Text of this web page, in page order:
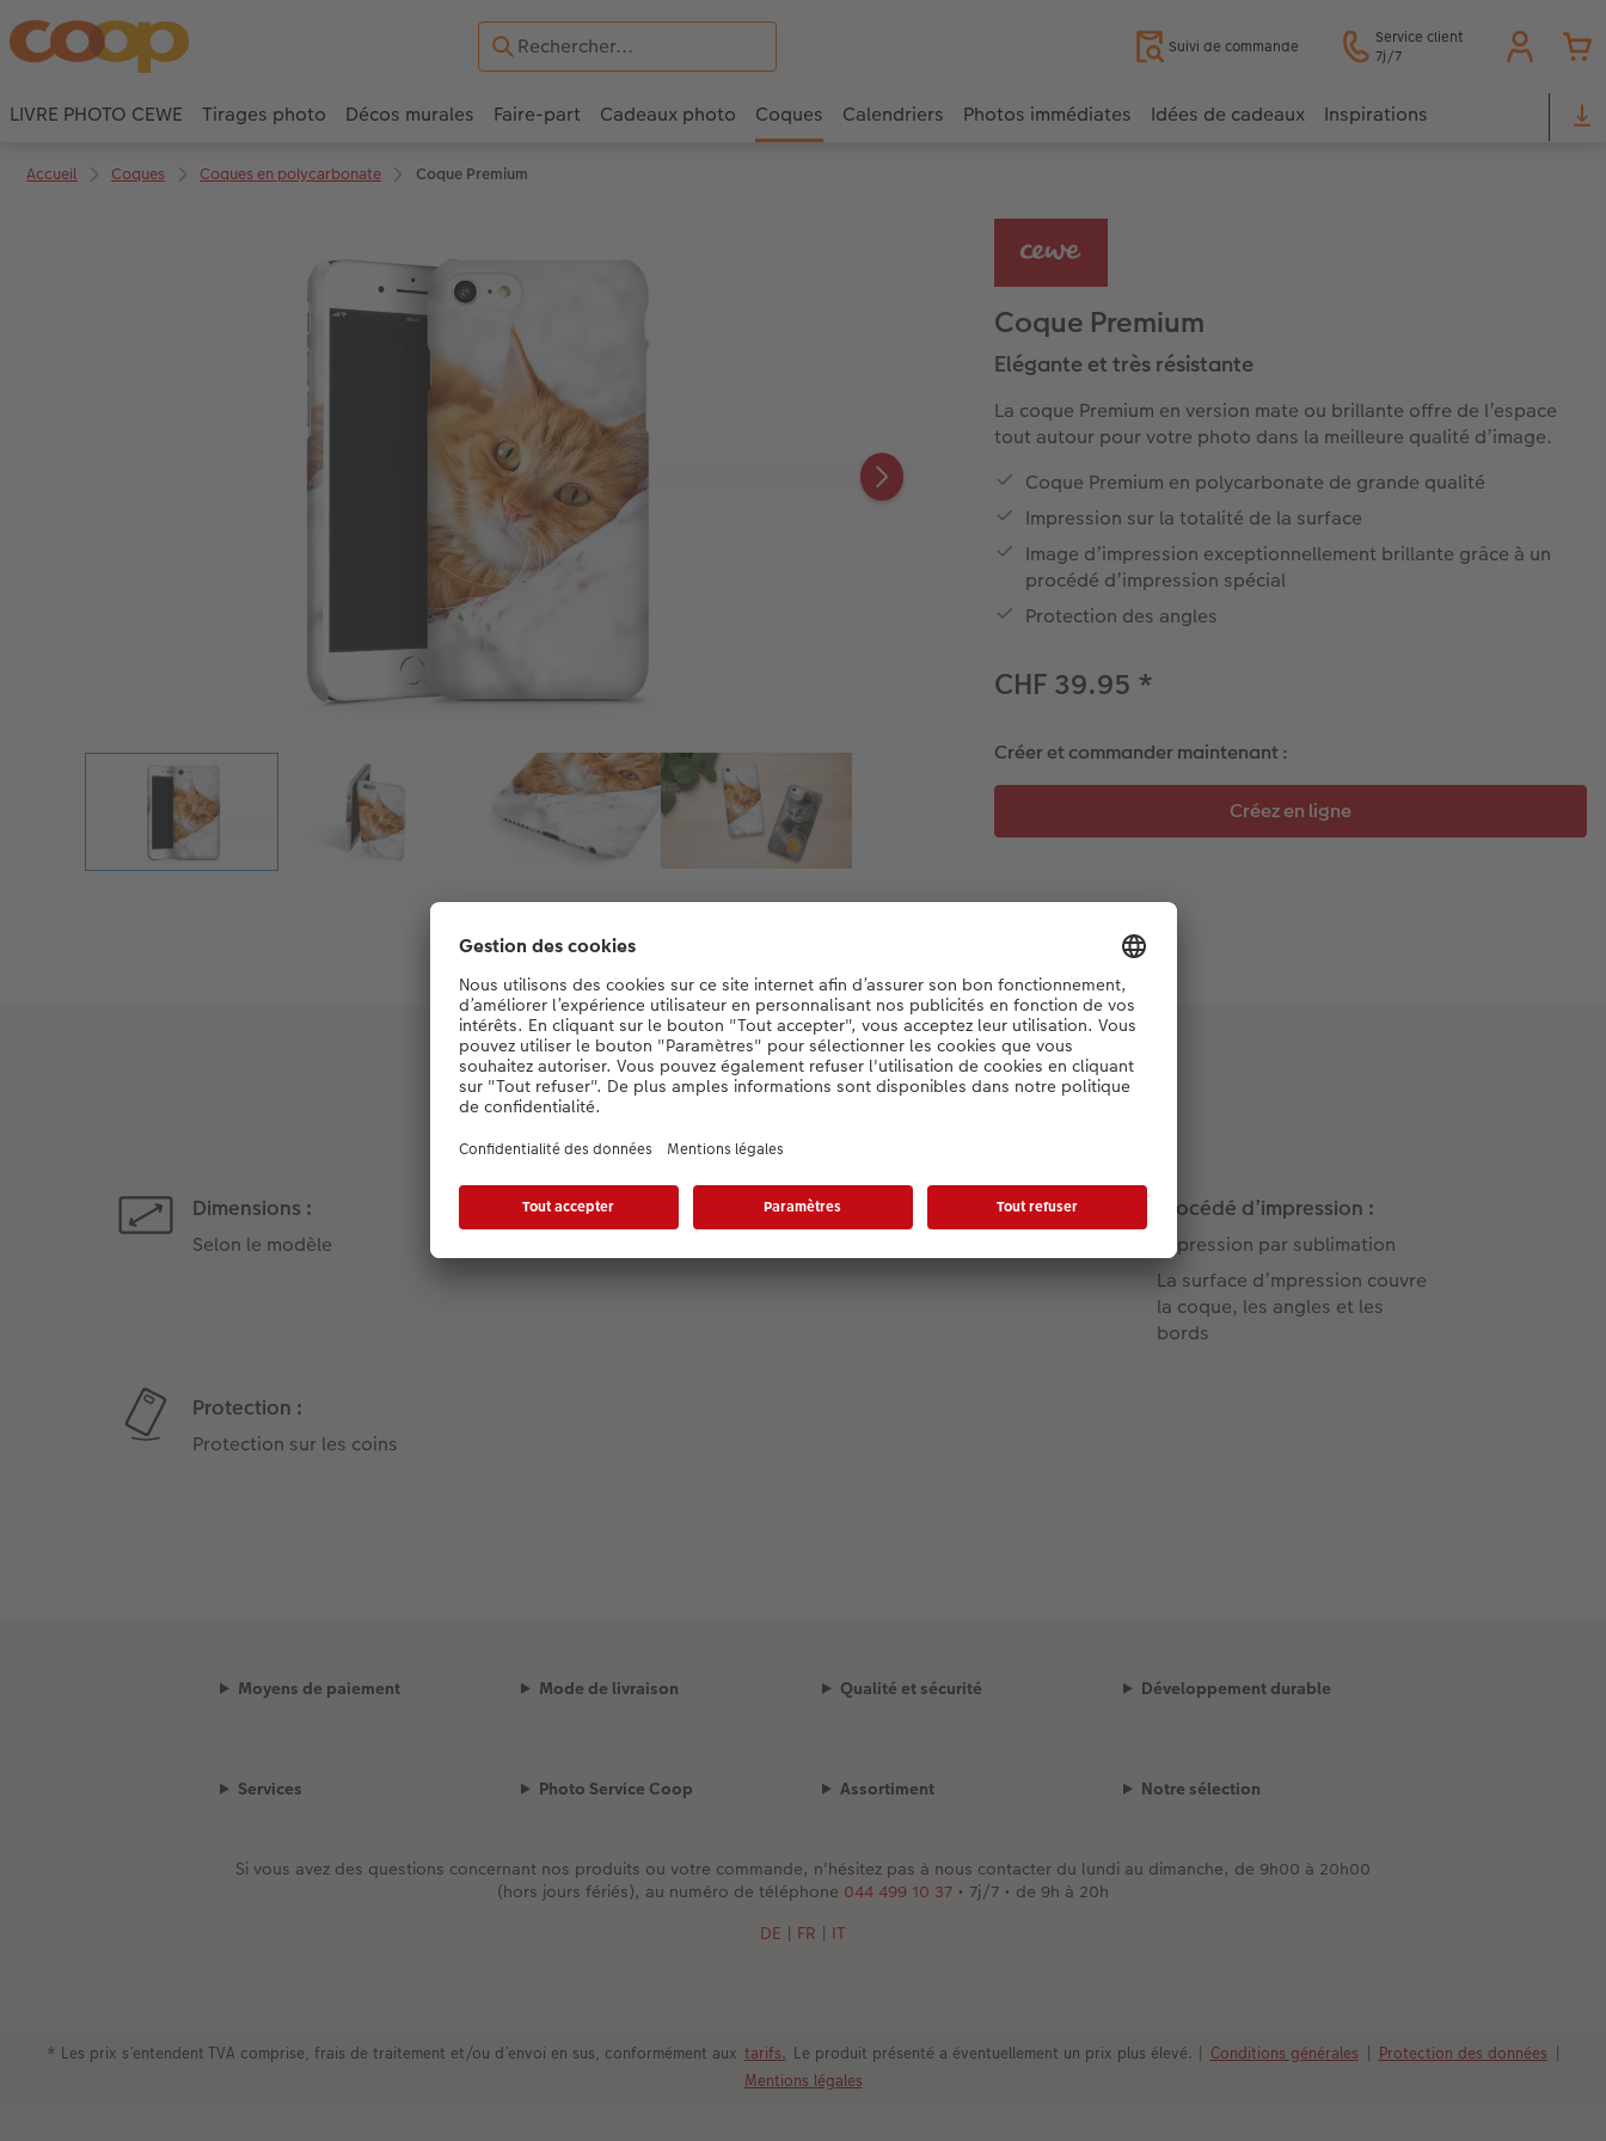
Suivi de commande
Service client
7j/7
LIVRE PHOTO CEWE Tirages photo Décos murales Faire-part Cadeaux photo Coques Calendriers Photos immédiates Idées de cadeaux Inspirations
Accueil Coques Coques en polycarbonate Coque Premium
Coque Premium
Elégante et très résistante
La coque Premium en version mate ou brillante offre de l’espace
tout autour pour votre photo dans la meilleure qualité d’image.
Coque Premium en polycarbonate de grande qualité
Impression sur la totalité de la surface
Image d’impression exceptionnellement brillante grâce à un
procédé d’impression spécial
Protection des angles
CHF 39.95 *
Créer et commander maintenant :
Détails du produit
Dimensions :
Selon le modèle
Informations spécifiques : Procédé d’impression :
Impression par sublimation
La surface d’mpression couvre
la coque, les angles et les
bords
Protection :
Protection sur les coins
Moyens de paiement Mode de livraison Qualité et sécurité Développement durable
Services Photo Service Coop Assortiment Notre sélection
Si vous avez des questions concernant nos produits ou votre commande, n'hésitez pas à nous contacter du lundi au dimanche, de 9h00 à 20h00
(hors jours fériés), au numéro de téléphone 044 499 10 37 • 7j/7 • de 9h à 20h
DE | FR | IT
* Les prix s’entendent TVA comprise, frais de traitement et/ou d’envoi en sus, conformément aux tarifs. Le produit présenté a éventuellement un prix plus élevé. | Conditions générales | Protection des données |
Mentions légales